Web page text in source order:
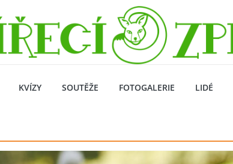
KVÍZY SOUTĚŽE FOTOGALERIE LIDÉ